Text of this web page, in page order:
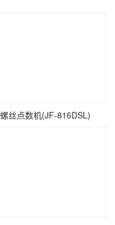
螺丝点数机(JF-816DSL)